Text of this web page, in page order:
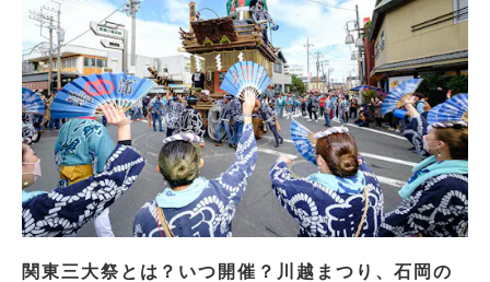
関東三大祭とは？いつ開催？川越まつり、石岡の